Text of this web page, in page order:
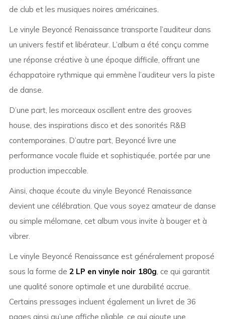
de club et les musiques noires américaines.
Le vinyle Beyoncé Renaissance transporte l’auditeur dans
un univers festif et libérateur. L’album a été conçu comme
une réponse créative à une époque difficile, offrant une
échappatoire rythmique qui emmène l’auditeur vers la piste
de danse.
D’une part, les morceaux oscillent entre des grooves
house, des inspirations disco et des sonorités R&B
contemporaines. D’autre part, Beyoncé livre une
performance vocale fluide et sophistiquée, portée par une
production impeccable.
Ainsi, chaque écoute du vinyle Beyoncé Renaissance
devient une célébration. Que vous soyez amateur de danse
ou simple mélomane, cet album vous invite à bouger et à
vibrer.
Le vinyle Beyoncé Renaissance est généralement proposé
sous la forme de 2 LP en vinyle noir 180g, ce qui garantit
une qualité sonore optimale et une durabilité accrue.
Certains pressages incluent également un livret de 36
pages ainsi qu’une affiche pliable, ce qui ajoute une